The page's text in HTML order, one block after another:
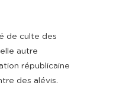
de culte des
autre
républicaine
des alévis.